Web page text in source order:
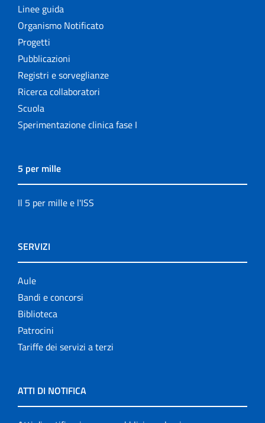
Linee guida
Organismo Notificato
Progetti
Pubblicazioni
Registri e sorveglianze
Ricerca collaboratori
Scuola
Sperimentazione clinica fase I
5 per mille
Il 5 per mille e l'ISS
SERVIZI
Aule
Bandi e concorsi
Biblioteca
Patrocini
Tariffe dei servizi a terzi
ATTI DI NOTIFICA